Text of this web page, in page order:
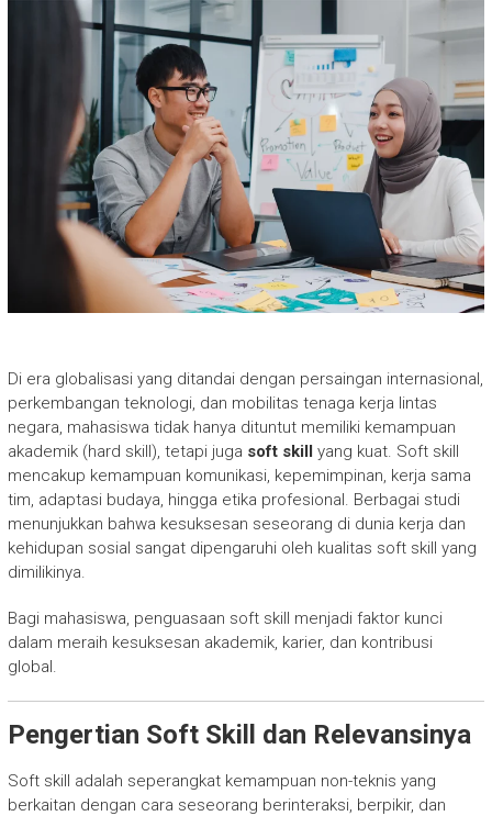
Di era globalisasi yang ditandai dengan persaingan internasional,
perkembangan teknologi, dan mobilitas tenaga kerja lintas
negara, mahasiswa tidak hanya dituntut memiliki kemampuan
akademik (hard skill), tetapi juga soft skill yang kuat. Soft skill
mencakup kemampuan komunikasi, kepemimpinan, kerja sama
tim, adaptasi budaya, hingga etika profesional. Berbagai studi
menunjukkan bahwa kesuksesan seseorang di dunia kerja dan
kehidupan sosial sangat dipengaruhi oleh kualitas soft skill yang
dimilikinya.
Bagi mahasiswa, penguasaan soft skill menjadi faktor kunci
dalam meraih kesuksesan akademik, karier, dan kontribusi
global.
Pengertian Soft Skill dan Relevansinya
Soft skill adalah seperangkat kemampuan non-teknis yang
berkaitan dengan cara seseorang berinteraksi, berpikir, dan